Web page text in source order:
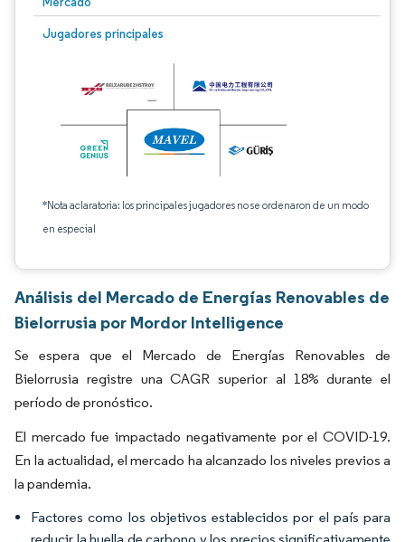
Jugadores principales
*Nota aclaratoria: los principales jugadores no se ordenaron de un modo
en especial
Análisis del Mercado de Energías Renovables de
Bielorrusia por Mordor Intelligence
Se espera que el Mercado de Energías Renovables de
Bielorrusia registre una CAGR superior al 18% durante el
período de pronóstico.
El mercado fue impactado negativamente por el COVID-19.
En la actualidad, el mercado ha alcanzado los niveles previos a
la pandemia.
Factores como los objetivos establecidos por el país para